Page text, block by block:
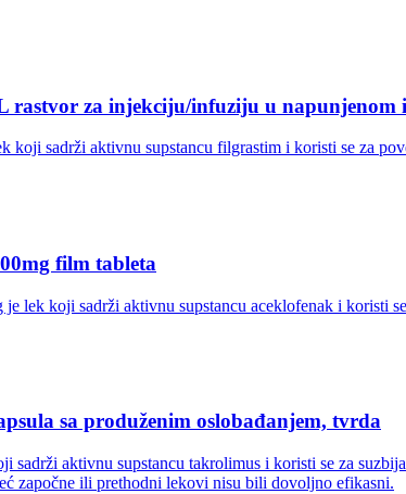
rastvor za injekciju/infuziju u napunjenom
sadrži aktivnu supstancu filgrastim i koristi se za
film tableta
lek koji sadrži aktivnu supstancu aceklofenak i koristi
sa produženim oslobađanjem, tvrda
aktivnu supstancu takrolimus i koristi se za
započne ili prethodni lekovi nisu bili dovoljno efikasni.